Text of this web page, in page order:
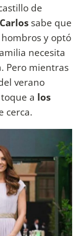
de
sabe que
y optó
necesita
Pero mientras
verano
a los
cerca.